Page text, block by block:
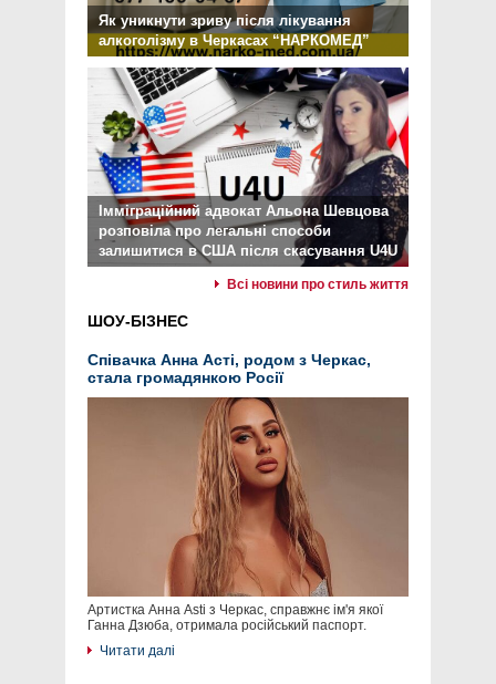
Як уникнути зриву після лікування
алкоголізму в Черкасах “НАРКОМЕД”
Імміграційний адвокат Альона Шевцова
розповіла про легальні способи
залишитися в США після скасування U4U
Всі новини про стиль життя
ШОУ-БІЗНЕС
Співачка Анна Асті, родом з Черкас,
стала громадянкою Росії
Артистка Анна Asti з Черкас, справжнє ім'я якої
Ганна Дзюба, отримала російський паспорт.
Читати далі